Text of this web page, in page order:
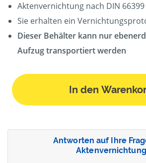
Aktenvernichtung nach DIN 66399
Sie erhalten ein
Dieser Behälter kann nur
Aufzug transportiert werden
In den
Antworten auf Ihre
Aktenvernichtung